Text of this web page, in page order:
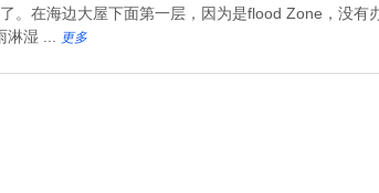
。在海边大屋下面第一层，因为是flood Zone，没有
淋湿 ...
更多